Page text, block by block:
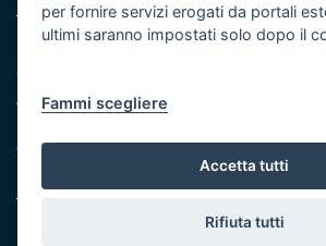
Note legali
Cookie e privacy
Atti di notifica
Servizi Intranet
© Regione Puglia
per fornire servizi erogati da portali
ultimi saranno impostati solo dopo il
Fammi scegliere
Accetta tutti
Rifiuta tutti